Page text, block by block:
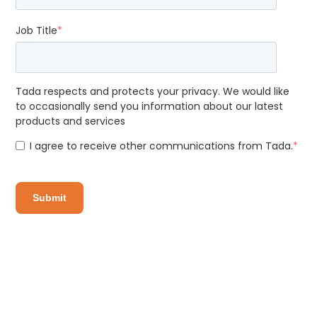
Job Title*
Tada respects and protects your privacy. We would like
to occasionally send you information about our latest
products and services
I agree to receive other communications from Tada.*